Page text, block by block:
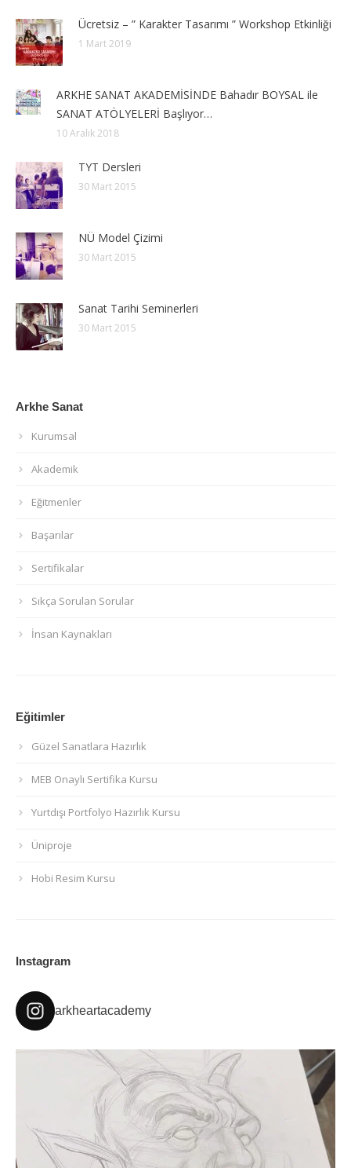
Ücretsiz – ” Karakter Tasarımı ” Workshop Etkinliği
1 Mart 2019
ARKHE SANAT AKADEMİSİNDE Bahadır BOYSAL ile
SANAT ATÖLYELERİ Başlıyor…
10 Aralık 2018
TYT Dersleri
30 Mart 2015
NÜ Model Çizimi
30 Mart 2015
Sanat Tarihi Seminerleri
30 Mart 2015
Arkhe Sanat
Kurumsal
Akademik
Eğitmenler
Başarılar
Sertifikalar
Sıkça Sorulan Sorular
İnsan Kaynakları
Eğitimler
Güzel Sanatlara Hazırlık
MEB Onaylı Sertifika Kursu
Yurtdışı Portfolyo Hazırlık Kursu
Üniproje
Hobi Resim Kursu
Instagram
arkheartacademy